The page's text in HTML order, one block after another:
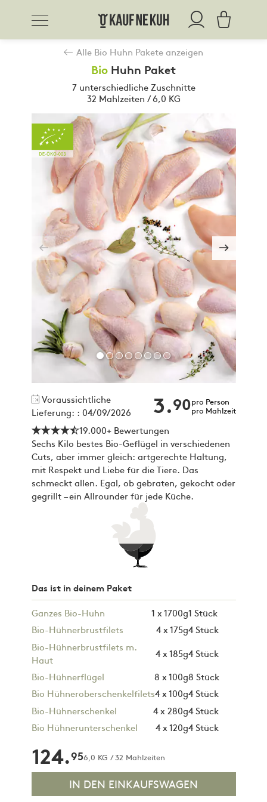
Alle Bio Huhn Pakete anzeigen
Bio Huhn Paket
7 unterschiedliche Zuschnitte
32 Mahlzeiten / 6,0 KG
Voraussichtliche
Lieferung: : 04/09/2026
3.90pro Person
pro Mahlzeit
19.000+ Bewertungen
Sechs Kilo bestes Bio-Geflügel in verschiedenen
Cuts, aber immer gleich: artgerechte Haltung,
mit Respekt und Liebe für die Tiere. Das
schmeckt allen. Egal, ob gebraten, gekocht oder
gegrillt – ein Allrounder für jede Küche.
Das ist in deinem Paket
Ganzes Bio-Huhn 1 x 1700g1 Stück
Bio-Hühnerbrustfilets
4 x 175g4 Stück
Bio-Hühnerbrustfilets m.
Haut
4 x 185g4 Stück
Bio-Hühnerflügel
8 x 100g8 Stück
Bio Hühneroberschenkelfilets4 x 100g4 Stück
Bio-Hühnerschenkel
4 x 280g4 Stück
Bio Hühnerunterschenkel
4 x 120g4 Stück
124.956,0 KG / 32 Mahlzeiten
IN DEN EINKAUFSWAGEN